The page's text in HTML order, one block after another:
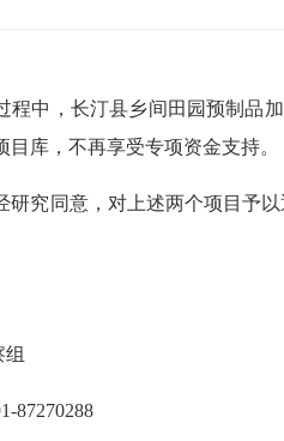
程中，长汀县乡间田园预制品
库，不再享受专项资金支持。
研究同意，对上述两个项目予
87270288